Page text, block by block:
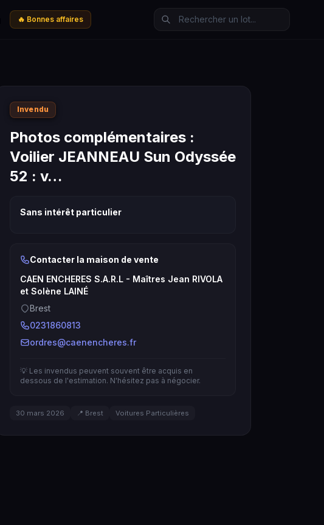
🔥 Bonnes affaires
Invendu
Photos complémentaires :
Voilier JEANNEAU Sun Odyssée
52 : v…
Sans intérêt particulier
Contacter la maison de vente
CAEN ENCHERES S.A.R.L - Maîtres Jean RIVOLA
et Solène LAINÉ
Brest
0231860813
ordres@caenencheres.fr
💡 Les invendus peuvent souvent être acquis en
dessous de l'estimation. N'hésitez pas à négocier.
30 mars 2026 📍 Brest Voitures Particulières